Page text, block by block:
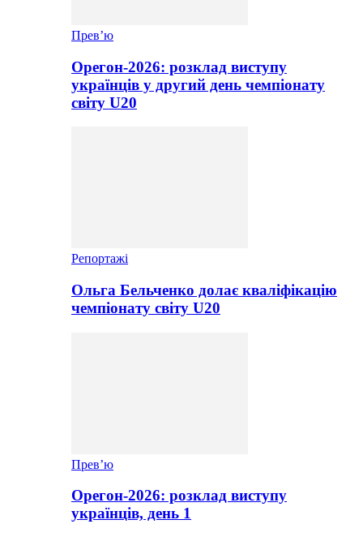
Прев’ю
Орегон-2026: розклад виступу
українців у другий день чемпіонату
світу U20
Репортажі
Ольга Бельченко долає кваліфікацію
чемпіонату світу U20
Прев’ю
Орегон-2026: розклад виступу
українців, день 1